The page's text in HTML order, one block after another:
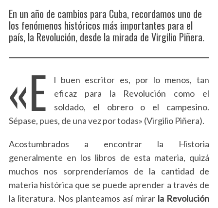
En un año de cambios para Cuba, recordamos uno de
los fenómenos históricos más importantes para el
país, la Revolución, desde la mirada de Virgilio Piñera.
«E
l buen escritor es, por lo menos, tan
eficaz para la Revolución como el
soldado, el obrero o el campesino.
Sépase, pues, de una vez por todas» (Virgilio Piñera).
Acostumbrados a encontrar la Historia
generalmente en los libros de esta materia, quizá
muchos nos sorprenderíamos de la cantidad de
materia histórica que se puede aprender a través de
la literatura. Nos planteamos así mirar la Revolución